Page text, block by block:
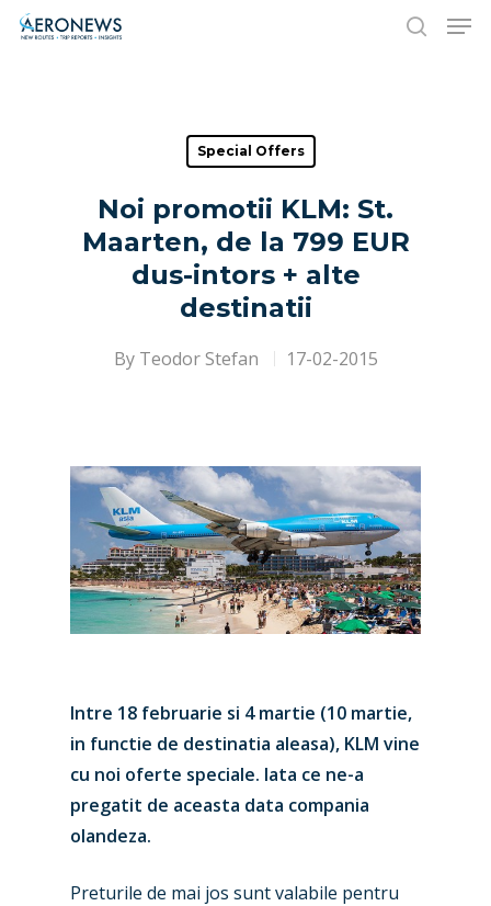
Hit enter to search or ESC to close
Special Offers
Noi promotii KLM: St.
Maarten, de la 799 EUR
dus-intors + alte
destinatii
By Teodor Stefan 17-02-2015
Intre 18 februarie si 4 martie (10 martie,
in functie de destinatia aleasa), KLM vine
cu noi oferte speciale. Iata ce ne-a
pregatit de aceasta data compania
olandeza.
Preturile de mai jos sunt valabile pentru